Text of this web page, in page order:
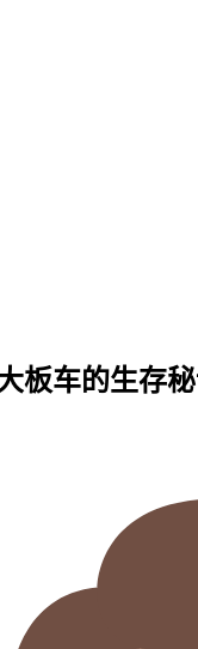
板车的生存